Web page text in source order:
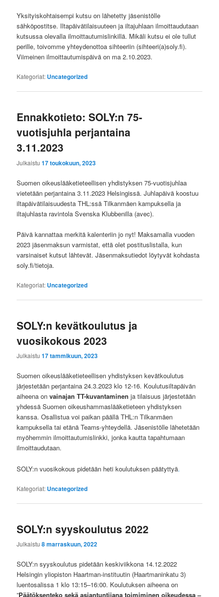
Yksityiskohtaisempi kutsu on lähetetty jäsenistölle
sähköpostitse. Iltapäivätilaisuuteen ja iltajuhlaan ilmoittaudutaan
kutsussa olevalla ilmoittautumislinkillä. Mikäli kutsu ei ole tullut
perille, toivomme yhteydenottoa sihteeriin (sihteeri(a)soly.fi).
Viimeinen ilmoittautumispäivä on ma 2.10.2023.
Kategoriat: Uncategorized
Ennakkotieto: SOLY:n 75-
vuotisjuhla perjantaina
3.11.2023
Julkaistu17 toukokuun, 2023
Suomen oikeuslääketieteellisen yhdistyksen 75-vuotisjuhlaa
vietetään perjantaina 3.11.2023 Helsingissä. Juhlapäivä koostuu
iltapäivätilaisuudesta THL:ssä Tilkanmäen kampuksella ja
iltajuhlasta ravintola Svenska Klubbenilla (avec).
Päivä kannattaa merkitä kalenteriin jo nyt! Maksamalla vuoden
2023 jäsenmaksun varmistat, että olet postituslistalla, kun
varsinaiset kutsut lähtevät. Jäsenmaksutiedot löytyvät kohdasta
soly.fi/tietoja.
Kategoriat: Uncategorized
SOLY:n kevätkoulutus ja
vuosikokous 2023
Julkaistu17 tammikuun, 2023
Suomen oikeuslääketieteellisen yhdistyksen kevätkoulutus
järjestetään perjantaina 24.3.2023 klo 12-16. Koulutusiltapäivän
aiheena onvainajan TT-kuvantaminen ja tilaisuus järjestetään
yhdessä Suomen oikeushammaslääketieteen yhdistyksen
kanssa. Osallistua voi paikan päällä THL:n Tilkanmäen
kampuksella tai etänä Teams-yhteydellä. Jäsenistölle lähetetään
myöhemmin ilmoittautumislinkki, jonka kautta tapahtumaan
ilmoittaudutaan.
SOLY:n vuosikokous pidetään heti koulutuksen päätyttyä.
Kategoriat: Uncategorized
SOLY:n syyskoulutus 2022
Julkaistu8 marraskuun, 2022
SOLY:n syyskoulutus pidetään keskiviikkona 14.12.2022
Helsingin yliopiston Haartman-instituutin (Haartmaninkatu 3)
luentosalissa 1 klo 13:15–16:00. Koulutuksen aiheena on
”Päätöksenteko sekä asiantuntijana toimiminen oikeudessa –